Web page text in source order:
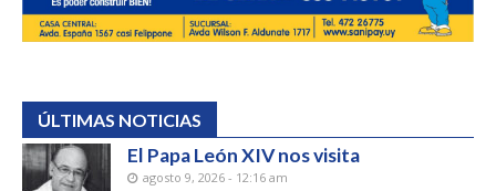
ÚLTIMAS NOTICIAS
El Papa León XIV nos visita
agosto 9, 2026 - 12:16 am